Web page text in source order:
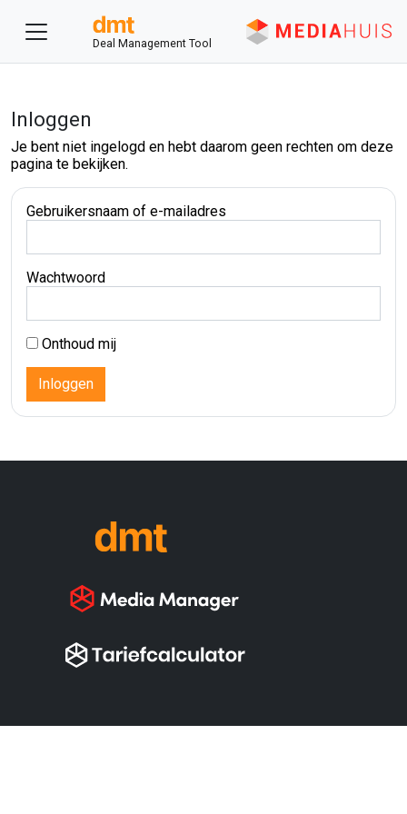
Deal Management Tool
Inloggen
Je bent niet ingelogd en hebt daarom geen rechten om deze
pagina te bekijken.
Gebruikersnaam of e-mailadres
Wachtwoord
Onthoud mij